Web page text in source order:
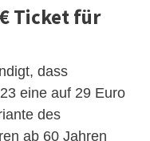
Ticket für
dass
eine auf 29 Euro
des
ab 60 Jahren